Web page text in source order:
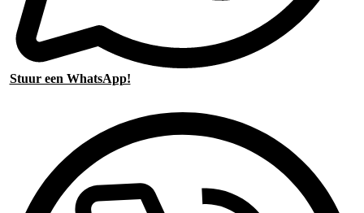
Stuur een WhatsApp!